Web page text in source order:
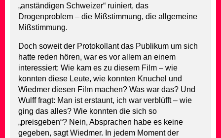
„anständigen Schweizer“ ruiniert, das
Drogenproblem – die Mißstimmung, die allgemeine
Mißstimmung.
Doch soweit der Protokollant das Publikum um sich
hatte reden hören, war es vor allem an einem
interessiert: Wie kam es zu diesem Film – wie
konnten diese Leute, wie konnten Knuchel und
Wiedmer diesen Film machen? Was war das? Und
Wulff fragt: Man ist erstaunt, ich war verblüfft – wie
ging das alles? Wie konnten die sich so
„preisgeben“? Nein, Absprachen habe es keine
gegeben, sagt Wiedmer. In jedem Moment der